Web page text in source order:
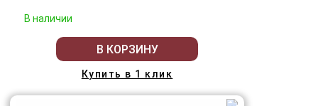
В наличии
В КОРЗИНУ
Купить в 1 клик